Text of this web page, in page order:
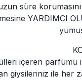
süre
YARDIMCI
içeren
giysileriniz ile her